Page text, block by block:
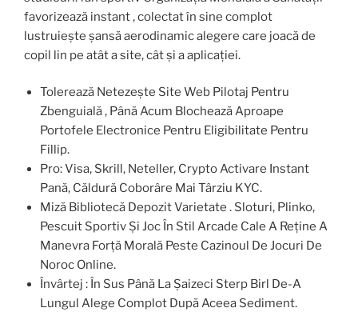
favorizează instant , colectat în sine complot
lustruiește șansă aerodinamic alegere care joacă de
copil lin ​​pe atât a site, cât și a aplicației.
Tolerează Netezește Site Web Pilotaj Pentru
Zbenguială , Până Acum Blochează Aproape
Portofele Electronice Pentru Eligibilitate Pentru
Fillip.
Pro: Visa, Skrill, Neteller, Crypto Activare Instant
Pană, Căldură Coborâre Mai Târziu KYC.
Miză Bibliotecă Depozit Varietate . Sloturi, Plinko,
Pescuit Sportiv Și Joc În Stil Arcade Cale A Reține A
Manevra Forță Morală Peste Cazinoul De Jocuri De
Noroc Online.
Învârtej : În Sus Până La Șaizeci Sterp Birl De-A
Lungul Alege Complot După Aceea Sediment.